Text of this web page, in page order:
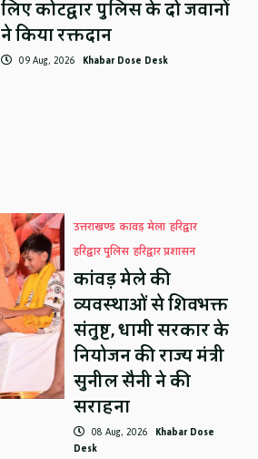
लिए कोटद्वार पुलिस के दो जवानों
ने किया रक्तदान
09 Aug, 2026 Khabar Dose Desk
उत्तराखण्ड कावड़ मेला हरिद्वार
हरिद्वार पुलिस हरिद्वार प्रशासन
कांवड़ मेले की
व्यवस्थाओं से शिवभक्त
संतुष्ट, धामी सरकार के
नियोजन की राज्य मंत्री
सुनील सैनी ने की
सराहना
08 Aug, 2026 Khabar Dose
Desk